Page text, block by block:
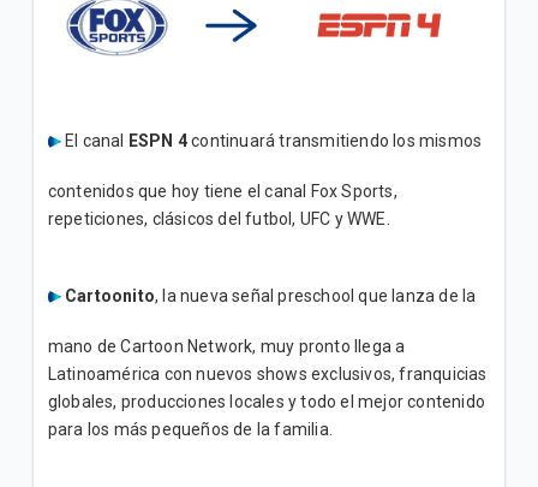
El canal ESPN 4continuará transmitiendo los mismos
contenidos que hoy tiene el canal Fox Sports,
repeticiones, clásicos del futbol, UFC y WWE.
Cartoonito, la nueva señal preschool que lanza de la
mano de Cartoon Network, muy pronto llega a
Latinoamérica con nuevos shows exclusivos, franquicias
globales, producciones locales y todo el mejor contenido
para los más pequeños de la familia.